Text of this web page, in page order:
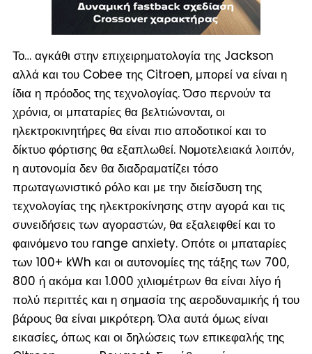
Το… αγκάθι στην επιχειρηματολογία της Jackson
αλλά και του Cobee της Citroen, μπορεί να είναι η
ίδια η πρόοδος της τεχνολογίας. Όσο περνούν τα
χρόνια, οι μπαταρίες θα βελτιώνονται, οι
ηλεκτροκινητήρες θα είναι πιο αποδοτικοί και το
δίκτυο φόρτισης θα εξαπλωθεί. Νομοτελειακά λοιπόν,
η αυτονομία δεν θα διαδραματίζει τόσο
πρωταγωνιστικό ρόλο και με την διείσδυση της
τεχνολογίας της ηλεκτροκίνησης στην αγορά και τις
συνειδήσεις των αγοραστών, θα εξαλειφθεί και το
φαινόμενο του range anxiety. Οπότε οι μπαταρίες
των 100+ kWh και οι αυτονομίες της τάξης των 700,
800 ή ακόμα και 1.000 χιλιομέτρων θα είναι λίγο ή
πολύ περιττές και η σημασία της αεροδυναμικής ή του
βάρους θα είναι μικρότερη. Όλα αυτά όμως είναι
εικασίες, όπως και οι δηλώσεις των επικεφαλής της